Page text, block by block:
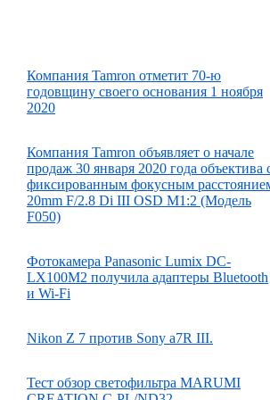
Компания Tamron отметит 70-ю
годовщину своего основания 1 ноября
2020
Компания Tamron объявляет о начале
продаж 30 января 2020 года объектива
фиксированным фокусным
20mm F/2.8 Di III OSD M1:2 (Модель
F050)
Фотокамера Panasonic Lumix DC-
LX100M2 получила адаптеры Bluetooth
и Wi-Fi
Nikon Z 7 против Sony a7R III.
Тест обзор светофильтра MARUMI